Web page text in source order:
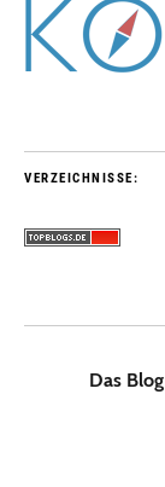
VERZEICHNISSE:
Das